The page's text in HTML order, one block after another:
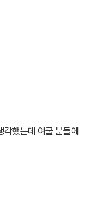
했는데 여쿨 분들에